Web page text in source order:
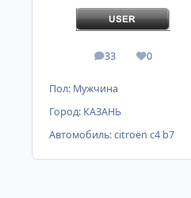
33
сообщения
0
Репутация
Пол: Мужчина
Город: КАЗАНЬ
Автомобиль:citroёn c4 b7